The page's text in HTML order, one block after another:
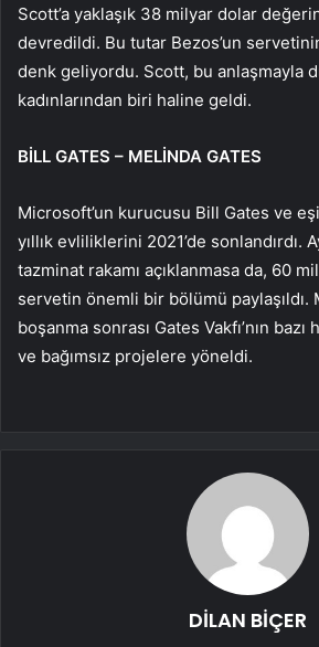
Scott’a yaklaşık 38 milyar dolar
devredildi. Bu tutar Bezos’un
denk geliyordu. Scott, bu anlaşmayla
kadınlarından biri haline geldi.
BİLL GATES – MELİNDA GATES
Microsoft’un kurucusu Bill Gates ve
yıllık evliliklerini 2021’de sonlandırdı.
tazminat rakamı açıklanmasa da, 60
servetin önemli bir bölümü paylaşıldı.
boşanma sonrası Gates Vakfı’nın
ve bağımsız projelere yöneldi.
DİLAN BİÇER